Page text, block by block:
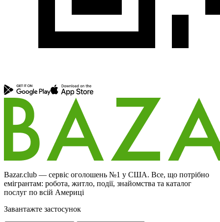
Bazar.club — сервіс оголошень №1 у США. Все, що потрібно
емігрантам: робота, житло, події, знайомства та каталог
послуг по всій Америці
Завантажте застосунок